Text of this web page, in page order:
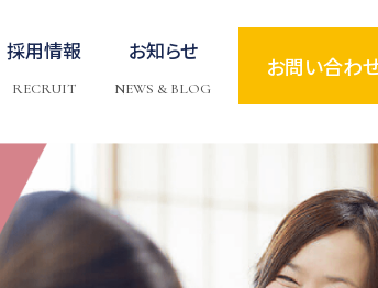
採用情報
RECRUIT
お知らせ
NEWS & BLOG
お問い合わ